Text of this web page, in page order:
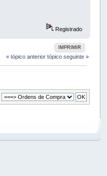
Registrado
IMPRIMIR
« tópico anterior tópico seguinte »